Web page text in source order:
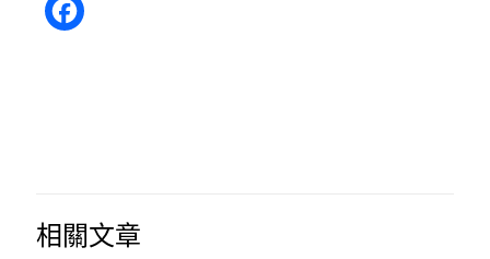
Facebook
相關文章